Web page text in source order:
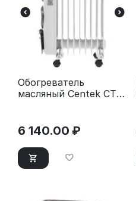
Обогреватель
масляный Centek CT-
6 140.00 ₽